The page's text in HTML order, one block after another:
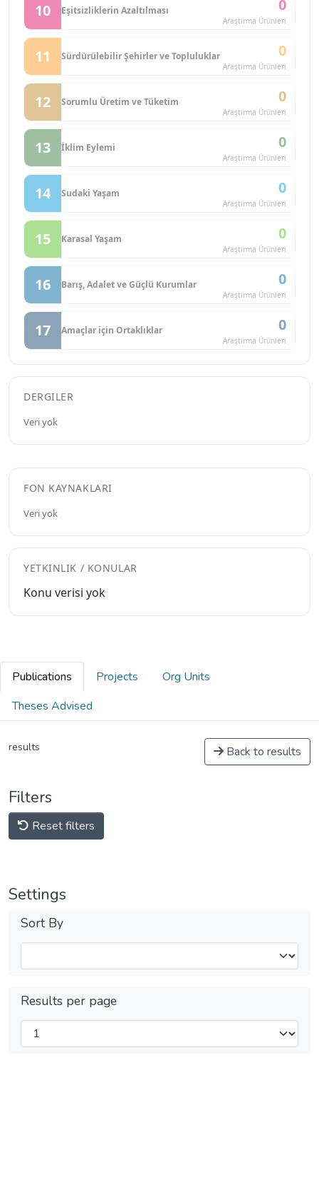
10 Eşitsizliklerin Azaltılması 0
Araştırma Ürünleri
11 Sürdürülebilir Şehirler ve Topluluklar 0
Araştırma Ürünleri
12 Sorumlu Üretim ve Tüketim 0
Araştırma Ürünleri
13 İklim Eylemi 0
Araştırma Ürünleri
14 Sudaki Yaşam 0
Araştırma Ürünleri
15 Karasal Yaşam 0
Araştırma Ürünleri
16 Barış, Adalet ve Güçlü Kurumlar 0
Araştırma Ürünleri
17 Amaçlar için Ortaklıklar 0
Araştırma Ürünleri
DERGILER
Veri yok
FON KAYNAKLARI
Veri yok
YETKINLIK / KONULAR
Konu verisi yok
Publications Projects
Org Units
Theses Advised
results Back to results
Filters
Reset filters
Settings
Sort By
Results per page